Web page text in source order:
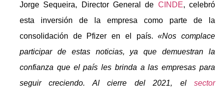
Jorge Sequeira, Director General de CINDE, celebró
esta inversión de la empresa como parte de la
consolidación de Pfizer en el país.«Nos complace
participar de estas noticias, ya que demuestran la
confianza que el país les brinda a las empresas para
seguir creciendo. Al cierre del 2021, el sector